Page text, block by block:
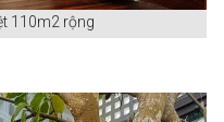
110m2 rộng